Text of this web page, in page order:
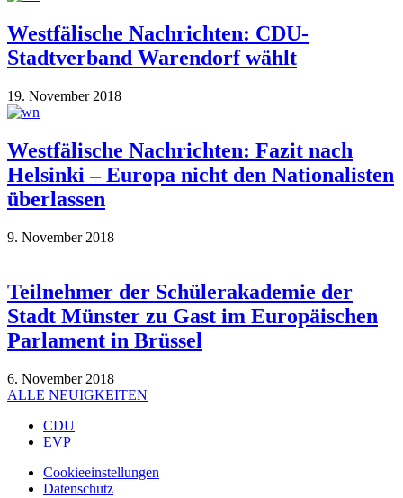
Westfälische Nachrichten: CDU-
Stadtverband Warendorf wählt
19. November 2018
Westfälische Nachrichten: Fazit nach
Helsinki – Europa nicht den Nationalisten
überlassen
9. November 2018
Teilnehmer der Schülerakademie der
Stadt Münster zu Gast im Europäischen
Parlament in Brüssel
6. November 2018
ALLE NEUIGKEITEN
CDU
EVP
Cookieeinstellungen
Datenschutz